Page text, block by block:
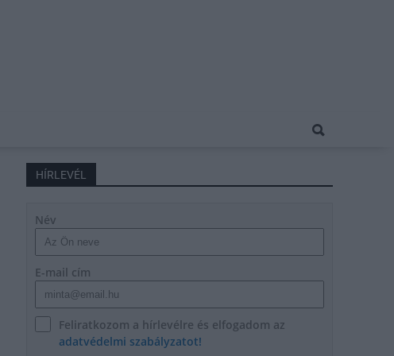
HÍRLEVÉL
Név
E-mail cím
Feliratkozom a hírlevélre és elfogadom az
adatvédelmi szabályzatot!